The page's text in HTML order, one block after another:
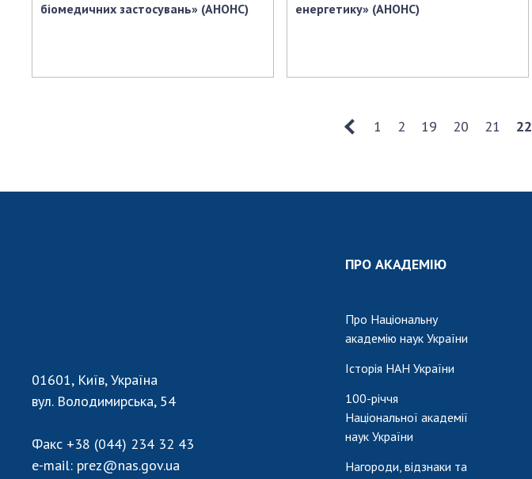
біомедичних застосувань» (АНОНС)
енергетику» (АНОНС)
1 2 19 20 21 22
01601, Київ, Україна
вул. Володимирська, 54
Факс +38 (044) 234 32 43
e-mail: prez@nas.gov.ua
ПРО АКАДЕМІЮ
Про Національну
академію наук України
Історія НАН України
100-річчя
Національної академії
наук України
Нагороди, відзнаки та